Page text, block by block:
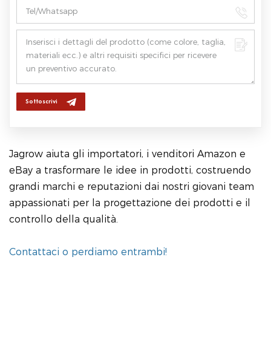
Sottoscrivi
Jagrow aiuta gli importatori, i venditori Amazon e
eBay a trasformare le idee in prodotti, costruendo
grandi marchi e reputazioni dai nostri giovani team
appassionati per la progettazione dei prodotti e il
controllo della qualità.
Contattaci o perdiamo entrambi!